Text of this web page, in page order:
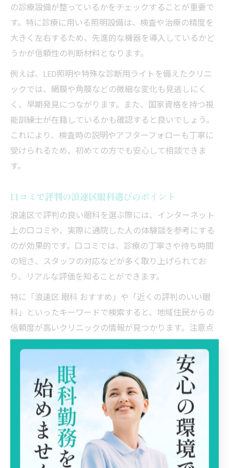
の診療設備が整っているかをチェックすることが重要で
す。特に診療に用いる照明設備は、検査や治療の精度を
大きく左右するため、先進的な機器を導入しているかど
うかが信頼性の判断材料となります。
例えば、LED照明や特殊な診断用ライトを備えたクリニ
ックでは、網膜や角膜などの微細な変化も見逃しにく
く、早期発見につながります。また、国家資格を持つ視
能訓練士が在籍しているかも確認すると良いでしょう。
これにより、検査時の説明やアフターフォローも丁寧に
受けられるため、初めての方でも安心して相談できま
す。
口コミで評判の浪速区眼科選びのポイント
浪速区で評判の良い眼科を選ぶ際には、インターネット
上の口コミや、実際に通院した人の体験談を参考にする
のが効果的です。口コミでは、診療の丁寧さや待ち時間
の短さ、スタッフの対応などが多く取り上げられてお
り、リアルな評価を知ることができます。
特に「浪速区 眼科 おすすめ」や「近くの評判のいい眼
科」といったキーワードで検索すると、地域住民からの
信頼度が高いクリニックの情報が見つかります。注意点
としては、口コミだけで判断せず、必ず公式サイトや直
接問い合わせて診療内容や設備の詳細を確認することで
す。実際に受診した方からは「説明が分かりやすかっ
た」「検査機器が新しくて安心できた」といった声が多
く寄せられています。
眼科選びでチェックしたい設備や対応内容
眼科を選ぶ際に特に注目したいのが、診療に使用される